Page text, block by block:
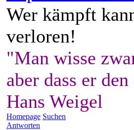
Wer kämpft
verloren!
"Man wisse
aber dass er
Hans Weigel
Homepage Suchen
Antworten